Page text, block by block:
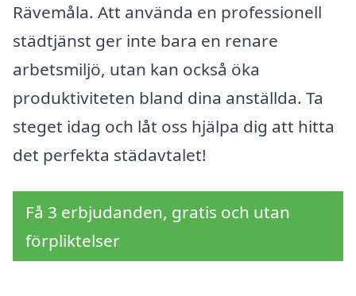
Rävemåla. Att använda en professionell
städtjänst ger inte bara en renare
arbetsmiljö, utan kan också öka
produktiviteten bland dina anställda. Ta
steget idag och låt oss hjälpa dig att hitta
det perfekta städavtalet!
Få 3 erbjudanden, gratis och utan
förpliktelser